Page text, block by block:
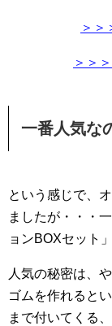
＞＞
＞＞
一番人気な
という感じで、
ましたが・・・
ョンBOXセット
人気の秘密は、
ゴムを作れると
まで付いてくる